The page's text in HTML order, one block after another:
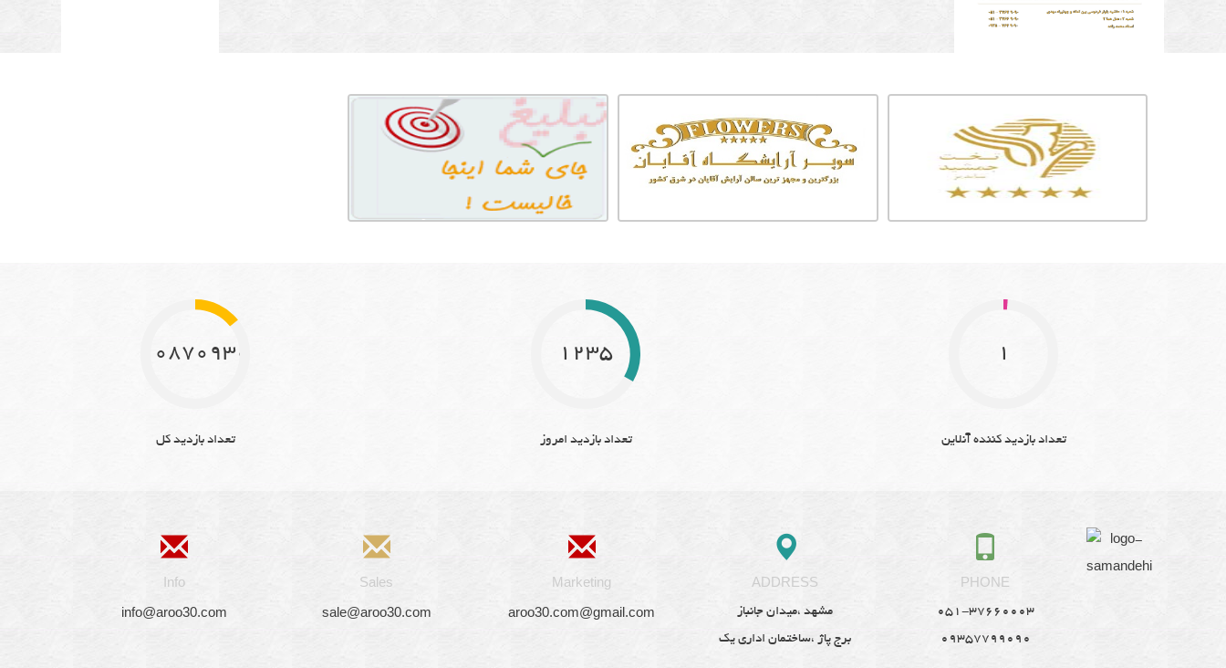
1
تعداد بازدید کننده آنلاین
1235
تعداد بازدید امروز
10870930
تعداد بازدید کل
Info
info@aroo30.com
Sales
sale@aroo30.com
Marketing
aroo30.com@gmail.com
ADDRESS
مشهد ،میدان جانباز
برج پاژ ،ساختمان اداری یک
PHONE
051-37660003
09357799090